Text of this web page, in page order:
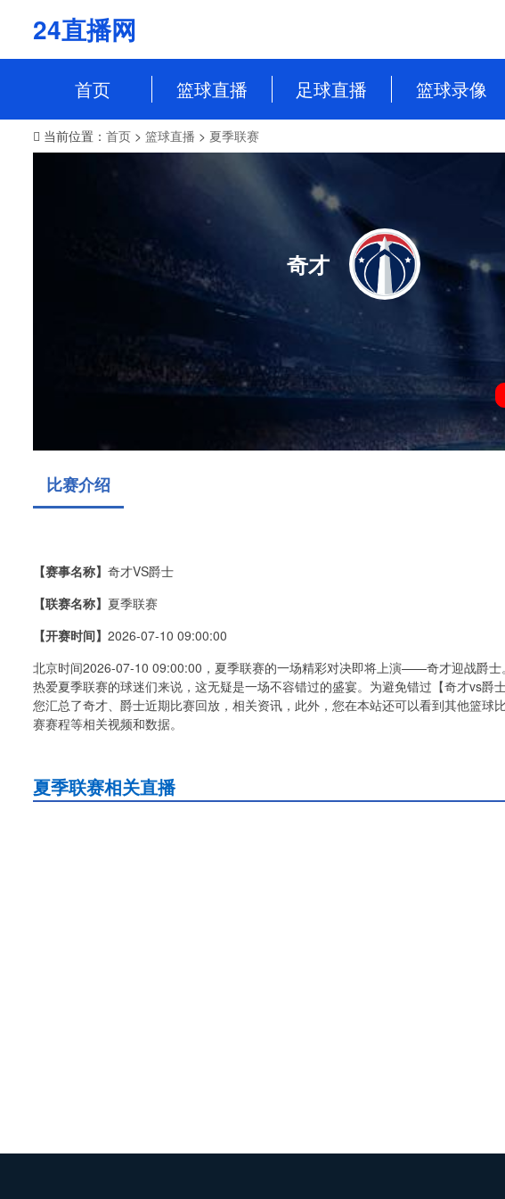
24直播网
首页 篮球直播
NBA
NBL
足球直播
意甲
西甲
篮球录像
WCBA
NBL
当前位置： 首页 > 篮球直播 > 夏季联赛
奇才
比赛介绍
【赛事名称】 奇才VS爵士
【联赛名称】 夏季联赛
【开赛时间】 2026-07-10 09:00:00
北京时间2026-07-10 09:00:00，夏季联赛的一场精彩对决即将上演——奇才迎战爵
热爱夏季联赛的球迷们来说，这无疑是一场不容错过的盛宴。为避免错过【奇才vs爵
您汇总了奇才、爵士近期比赛回放，相关资讯，此外，您在本站还可以看到其他篮球
赛赛程等相关视频和数据。
夏季联赛相关直播